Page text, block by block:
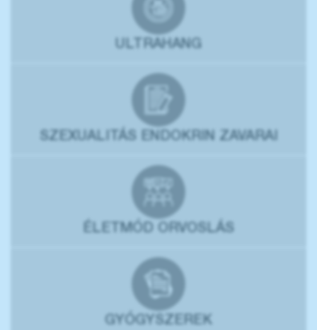
ULTRAHANG
SZEXUALITÁS ENDOKRIN ZAVARAI
ÉLETMÓD ORVOSLÁS
GYÓGYSZEREK